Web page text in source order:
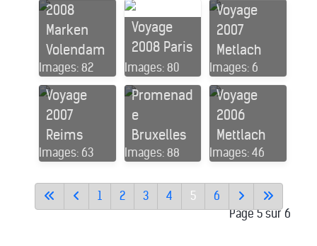
2008
Marken
Volendam
Images: 82
Voyage
2008 Paris
Images: 80
Voyage
2007
Metlach
Images: 6
Voyage
2007
Reims
Images: 63
Voyage
2007
Promenad
e
Bruxelles
Images: 88
Voyage
2006
Mettlach
Images: 46
Page 5 sur 6
1 2 3 4 5 6